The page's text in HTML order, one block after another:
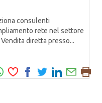
consulenti
rete nel settore
diretta presso...